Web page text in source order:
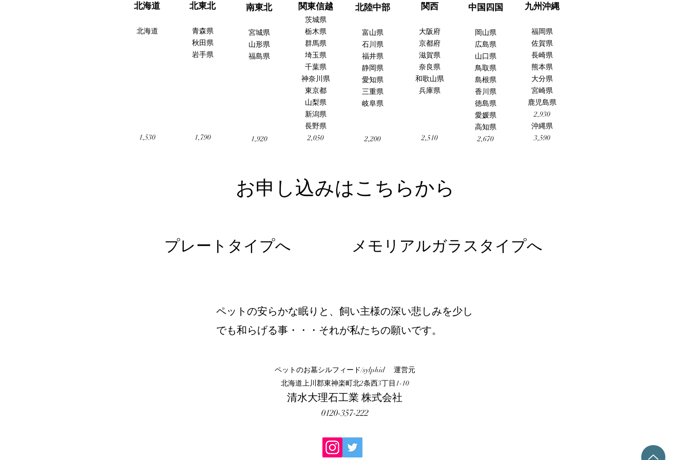
北海道
北海道
1,530
北東北
青森県
秋田県
岩手県
1,790
南東北
宮城県
山形県
福島県
1,920
関東信越
茨城県
栃木県
群馬県
埼玉県
千葉県
神奈川県
東京都
山梨県
新潟県
長野県
2,050
北陸中部
富山県
石川県
福井県
静岡県
愛知県
三重県
岐阜県
2,200
関西
大阪府
京都府
滋賀県
奈良県
和歌山県
兵庫県
2,510
中国四国
岡山県
広島県
山口県
鳥取県
島根県
香川県
徳島県
愛媛県
高知県
2,670
九州沖縄
福岡県
佐賀県
長崎県
熊本県
大分県
宮崎県
​鹿児島県
​2,930
​沖縄県
3,590
お申し込みはこちらから
プレートタイプへ メモリアルガラスタイプへ
ペットの安らかな眠りと、飼い主様の深い悲しみを少し
でも和らげる事・・・ それが私たちの願いです。
ペットのお墓シルフィード/sylphid
運営元
北海道上川郡東神楽町北2条西3丁目1-10
清水大理石工業 株式会社
0120-357-222